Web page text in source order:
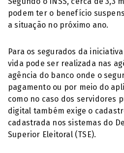
podem ter o benefício
a situação no próximo ano.
Para os segurados da
vida pode ser realizada nas
agência do banco onde o
pagamento ou por meio do
como no caso dos servidores
digital também exige o
cadastrada nos sistemas do
Superior Eleitoral (TSE).